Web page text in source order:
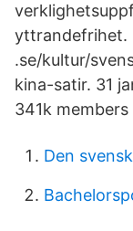
yttrandefrihet.
.se/kultur/
kina-satir. 31
341k
Den